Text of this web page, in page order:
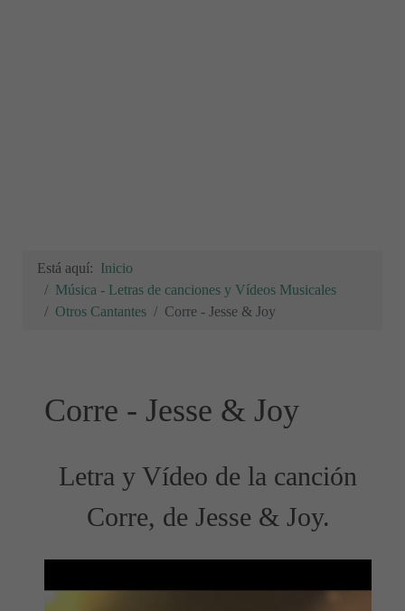
Está aquí: Inicio
Música - Letras de canciones y Vídeos Musicales
Otros Cantantes
Corre - Jesse & Joy
Corre - Jesse & Joy
Letra y Vídeo de la canción
Corre, de Jesse & Joy.